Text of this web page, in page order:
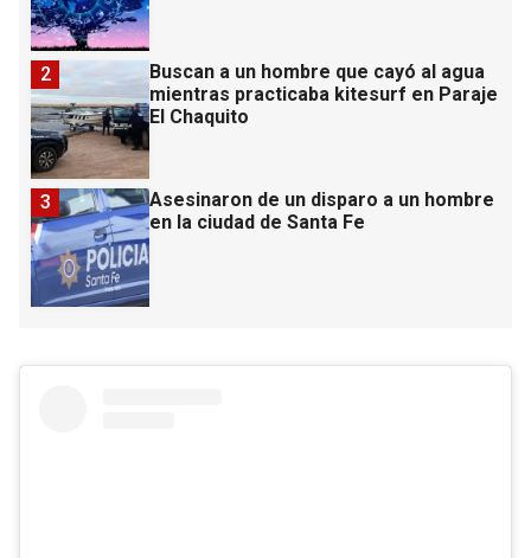
Buscan a un hombre que cayó al agua
mientras practicaba kitesurf en Paraje
El Chaquito
2
Asesinaron de un disparo a un hombre
en la ciudad de Santa Fe
3